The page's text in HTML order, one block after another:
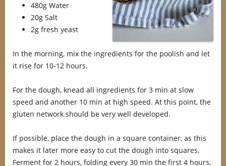
480g Water
20g Salt
2g fresh yeast
In the morning, mix the ingredients for the poolish and let
it rise for 10-12 hours.
For the dough, knead all ingredients for 3 min at slow
speed and another 10 min at high speed. At this point, the
gluten network should be very well developed.
If possible, place the dough in a square container, as this
makes it later more easy to cut the dough into squares.
Ferment for 2 hours, folding every 30 min the first 4 hours,